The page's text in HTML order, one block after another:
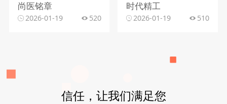
尚医铭章
2026-01-19 520
时代精工
2026-01-19 510
信任，让我们满足您